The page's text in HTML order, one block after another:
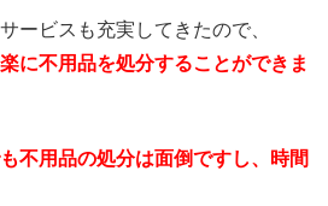
ービスも充実してきたので、
に不用品を処分することができま
不用品の処分は面倒ですし、時間